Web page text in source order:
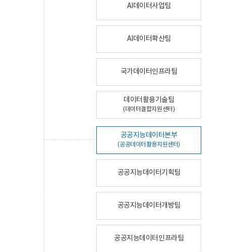
AI데이터사업팀
AI데이터확산팀
국가데이터인프라팀
데이터활용기술팀
(데이터결합지원센터)
공공지능데이터본부
(공공데이터활용지원센터)
공공지능데이터기획팀
공공지능데이터개방팀
공공지능데이터인프라팀